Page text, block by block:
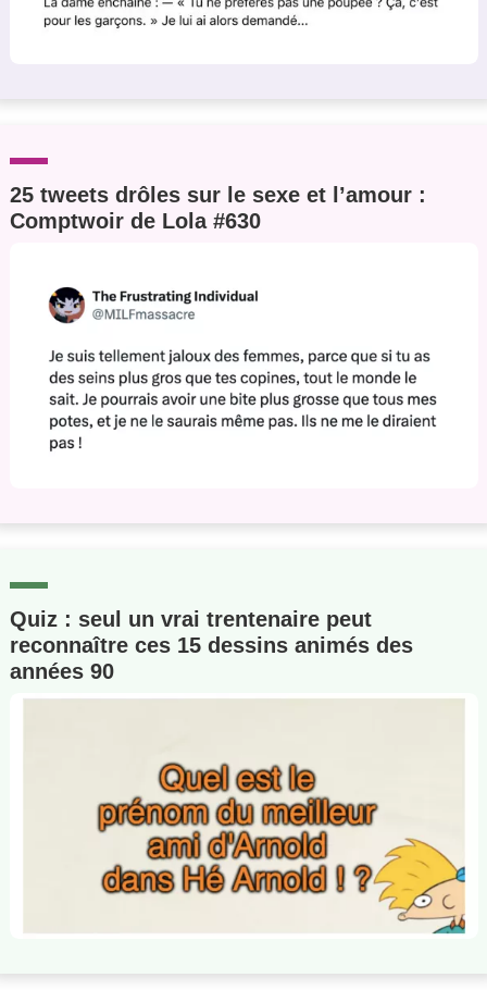
25 tweets drôles sur le sexe et l’amour :
Comptwoir de Lola #630
Quiz : seul un vrai trentenaire peut
reconnaître ces 15 dessins animés des
années 90